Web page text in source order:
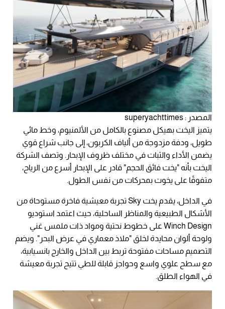
المصدر : superyachttimes
يتميز اليخت بهيكل مصنوع بالكامل من الألمنيوم، وخط مائي
طويل، ودفة مزدوجة من ألياف الكربون، إلى جانب شراع قوي
يضمن الأداء والثبات في مختلف ظروف الإبحار. وتصف الشركة
اليخت بأنه "يخت فائق الحجم" قادر على الإبحار أسرع من الرياح،
متفوقًا على يخوت بمحركات من نفس الطول.
في الداخل، يقدم يخت Sky تجربة معيشية فاخرة مستوحاة من
الأشكال الطبيعية والمناظر الساحلية، حيث اعتمد استوديو
Winch Design على خطوط نحتية ومواد ذات ملمس غني
ولوحة ألوان محايدة لخلق "ملاذ معماري في عرض البحر". ويضم
التصميم مساحات مفتوحة تربط بين الداخل والخارج بانسيابية،
مع سطح علوي واسع وحواجز قابلة للطي تتيح تجربة معيشة
في الهواء الطلق.